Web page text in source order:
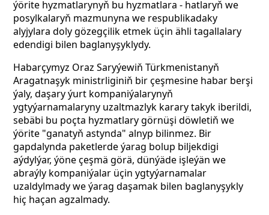
ýörite hyzmatlarynyň bu hyzmatlara - hatlaryň we
posylkalaryň mazmunyna we respublikadaky
alyjylara doly gözegçilik etmek üçin ähli tagallalary
edendigi bilen baglanyşyklydy.
Habarçymyz Oraz Saryýewiň Türkmenistanyň
Aragatnaşyk ministrliginiň bir çeşmesine habar berşi
ýaly, daşary ýurt kompaniýalarynyň
ygtyýarnamalaryny uzaltmazlyk karary takyk iberildi,
sebäbi bu poçta hyzmatlary görnüşi döwletiň we
ýörite "ganatyň astynda" alnyp bilinmez. Bir
gapdalynda paketlerde ýarag bolup biljekdigi
aýdylýar, ýöne çeşmä görä, dünýäde işleýän we
abraýly kompaniýalar üçin ygtyýarnamalar
uzaldylmady we ýarag daşamak bilen baglanyşykly
hiç haçan agzalmady.